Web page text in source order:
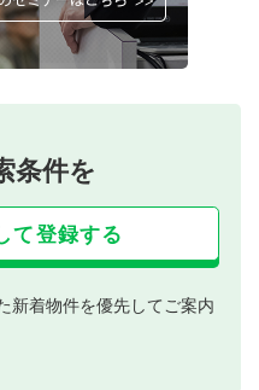
条件を
て登録する
新着物件を優先してご案内